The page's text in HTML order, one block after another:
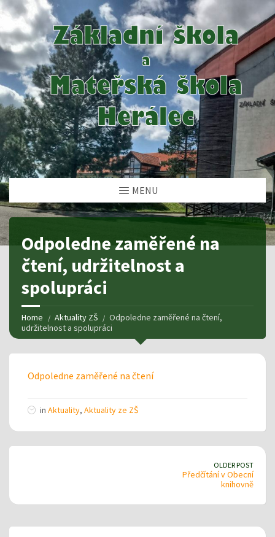
MENU
Odpoledne zaměřené na
čtení, udržitelnost a
spolupráci
Home Aktuality ZŠ
Odpoledne zaměřené na čtení,
udržitelnost a spolupráci
Odpoledne zaměřené na čtení
in Aktuality, Aktuality ze ZŠ
OLDER POST
Předčítání v Obecní
knihovně